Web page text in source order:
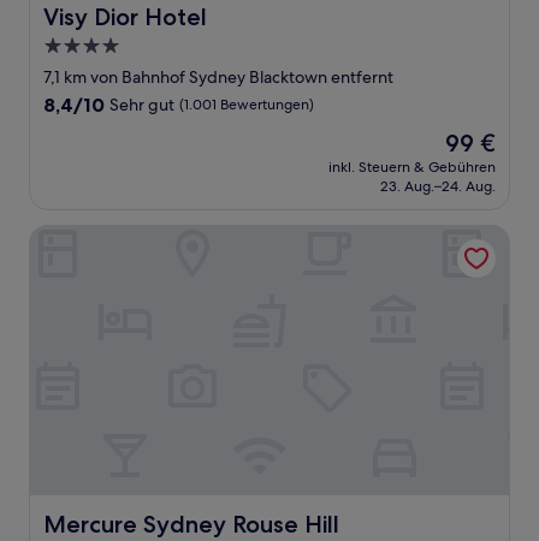
Visy Dior Hotel
Visy Dior Hotel
4.0-
Sterne-
Unterkunft
7,1 km von Bahnhof Sydney Blacktown entfernt
8.4
Bewertungen)
8,4/10 Sehr gut (1.001 Bewertungen)
Der
Preis
beträgt
99 €
inkl. Steuern & Gebühren
23. Aug.–24. Aug.
Mercure Sydney Rouse Hill
Mercure Sydney Rouse Hill